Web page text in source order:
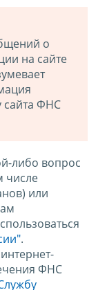
о
на сайте
сайта ФНС
либо вопрос
числе
или
.
ФНС